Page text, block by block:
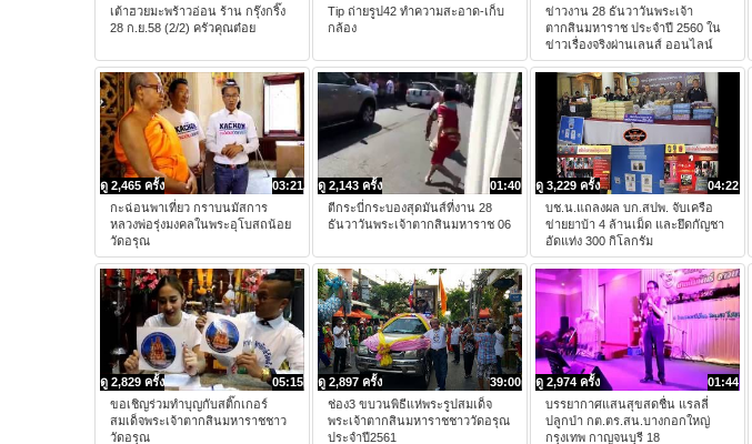
เต้าฮวยมะพร้าวอ่อน ร้าน กรุ๊งกริ๊ง
28 ก.ย.58 (2/2) ครัวคุณต๋อย
Tip ถ่ายรูป42 ทำความสะอาด-เก็บ
กล้อง
ข่าวงาน 28 ธันวาวันพระเจ้า
ตากสินมหาราช ประจำปี 2560 ใน
ข่าวเรื่องจริงผ่านเลนส์ ออนไลน์
03:21
ดู 2,465 ครั้ง
กะฉ่อนพาเที่ยว กราบนมัสการ
หลวงพ่อรุ่งมงคลในพระอุโบสถน้อย
วัดอรุณ
01:40
ดู 2,143 ครั้ง
ตีกระบี่กระบองสุดมันส์ที่งาน 28
ธันวาวันพระเจ้าตากสินมหาราช 06
04:22
ดู 3,229 ครั้ง
บช.น.แถลงผล บก.สปพ. จับเครือ
ข่ายยาบ้า 4 ล้านเม็ด และยึดกัญชา
อัดแท่ง 300 กิโลกรัม
05:15
ดู 2,829 ครั้ง
ขอเชิญร่วมทำบุญกับสติ๊กเกอร์
สมเด็จพระเจ้าตากสินมหาราชชาว
วัดอรุณ
39:00
ดู 2,897 ครั้ง
ช่อง3 ขบวนพิธีแห่พระรูปสมเด็จ
พระเจ้าตากสินมหาราชชาววัดอรุณ
ประจำปี2561
01:44
ดู 2,974 ครั้ง
บรรยากาศแสนสุขสดชื่น แรลลี่
ปลูกป่า กต.ตร.สน.บางกอกใหญ่
กรุงเทพ กาญจนบุรี 18